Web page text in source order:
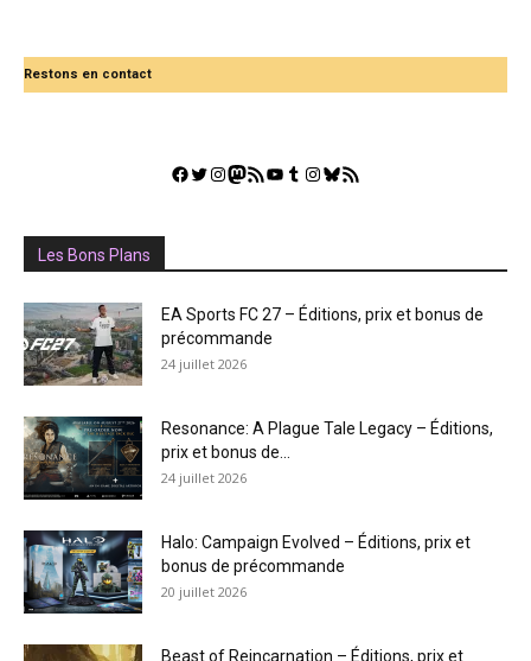
Restons en contact
Facebook
Twitter
Instagram
Mastodon
Flux RSSYouTube
Tumblr
Instagram
Bluesky
GestGame
Les Bons Plans
EA Sports FC 27 – Éditions, prix et bonus de
précommande
24 juillet 2026
Resonance: A Plague Tale Legacy – Éditions,
prix et bonus de...
24 juillet 2026
Halo: Campaign Evolved – Éditions, prix et
bonus de précommande
20 juillet 2026
Beast of Reincarnation – Éditions, prix et